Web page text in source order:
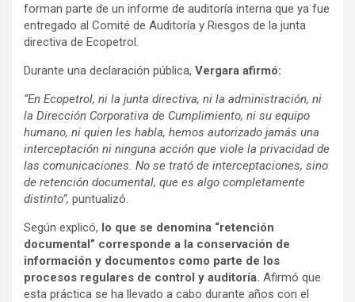
forman parte de un informe de auditoría interna que ya fue
entregado al Comité de Auditoría y Riesgos de la junta
directiva de Ecopetrol.
Durante una declaración pública, Vergara afirmó:
“En Ecopetrol, ni la junta directiva, ni la administración, ni
la Dirección Corporativa de Cumplimiento, ni su equipo
humano, ni quien les habla, hemos autorizado jamás una
interceptación ni ninguna acción que viole la privacidad de
las comunicaciones. No se trató de interceptaciones, sino
de retención documental, que es algo completamente
distinto”, puntualizó.
Según explicó, lo que se denomina “retención
documental” corresponde a la conservación de
información y documentos como parte de los
procesos regulares de control y auditoría. Afirmó que
esta práctica se ha llevado a cabo durante años con el